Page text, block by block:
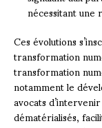
nécessitant
Ces évolutions
transformation
transformation
notamment le
avocats
dématérialisés,